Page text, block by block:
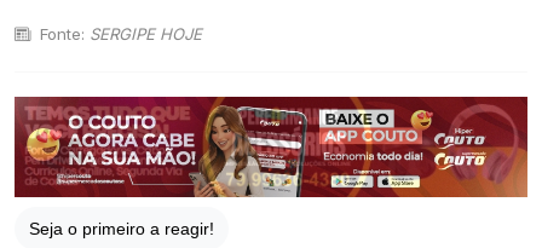
Fonte: SERGIPE HOJE
Seja o primeiro a reagir!